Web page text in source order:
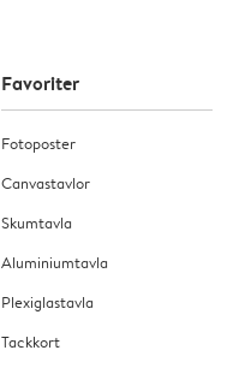
Favoriter
Fotoposter
Canvastavlor
Skumtavla
Aluminiumtavla
Plexiglastavla
Tackkort